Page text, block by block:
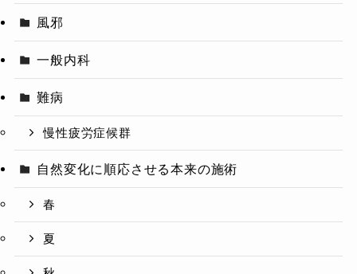
風邪
一般内科
難病
慢性疲労症候群
自然変化に順応させる本来の施術
春
夏